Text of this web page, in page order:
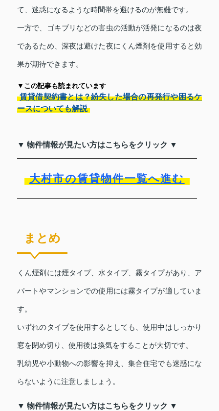
て、迷惑になるような時間帯を避けるのが無難です。
一方で、ゴキブリなどの害虫の活動が活発になるのは夜
であるため、深夜は避けた夜にくん煙剤を使用すると効
果が期待できます。
▼この記事も読まれています
賃貸借契約書とは？紛失した場合の再発行や困るケ
ースについても解説
▼ 物件情報が見たい方はこちらをクリック ▼
大村市の賃貸物件一覧へ進む
まとめ
くん煙剤には煙タイプ、水タイプ、霧タイプがあり、ア
パートやマンションでの使用には霧タイプが適していま
す。
いずれのタイプを使用するとしても、使用中はしっかり
窓を閉め切り、使用後は換気をすることが大切です。
乳幼児や小動物への影響を抑え、集合住宅でも迷惑にな
らないように注意しましょう。
▼ 物件情報が見たい方はこちらをクリック ▼